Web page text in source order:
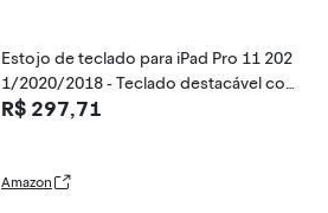
Estojo de teclado para iPad Pro 11 202
1/2020/2018 - Teclado destacável com
touchpad com porta-lápis - Capa inteli
R$ 297,71
Amazon